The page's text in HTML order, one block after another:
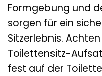
Formgebung und
sorgen für ein
Sitzerlebnis.
Toilettensitz-
fest auf der